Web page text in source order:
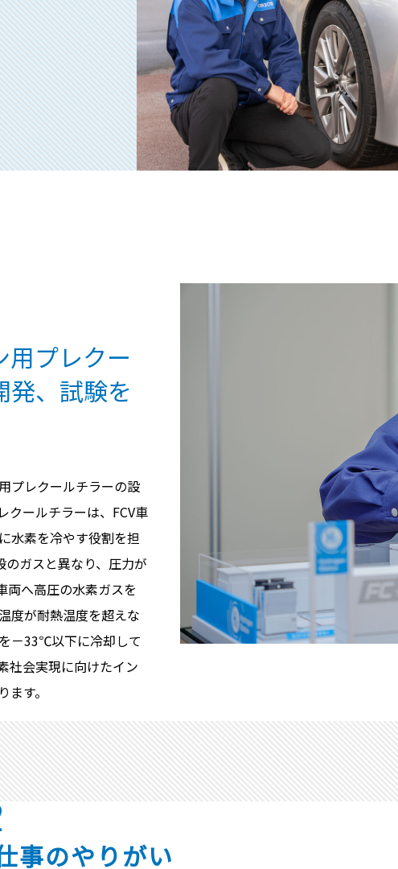
用プレクー
発、試験を
プレクールチラーの設
クールチラーは、FCV車
水素を冷やす役割を担
ガスと異なり、圧力が
両へ高圧の水素ガスを
度が耐熱温度を超えな
－33℃以下に冷却して
社会実現に向けたイン
す。
事のやりがい